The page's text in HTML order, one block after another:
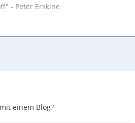
- Peter Erskine
einem Blog?